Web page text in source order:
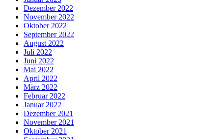
Dezember 2022
November 2022
Oktober 2022
September 2022
August 2022
Juli 2022
Juni 2022
Mai 2022
April 2022
März 2022
Februar 2022
Januar 2022
Dezember 2021
November 2021
Oktober 2021